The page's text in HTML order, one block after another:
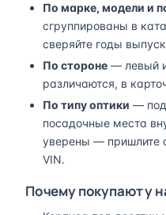
По марке, модели и
сгруппированы в
сверяйте годы
По стороне — левый
различаются, в
По типу оптики — под
посадочные места
уверены — пришлите
VIN.
Почему покупают у